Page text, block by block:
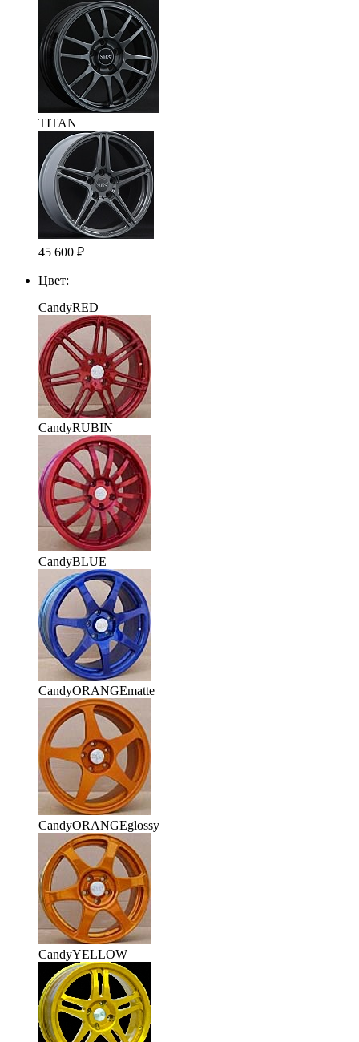
TITAN
45 600 ₽
Цвет:
CandyRED
CandyRUBIN
CandyBLUE
CandyORANGEmatte
CandyORANGEglossy
CandyYELLOW